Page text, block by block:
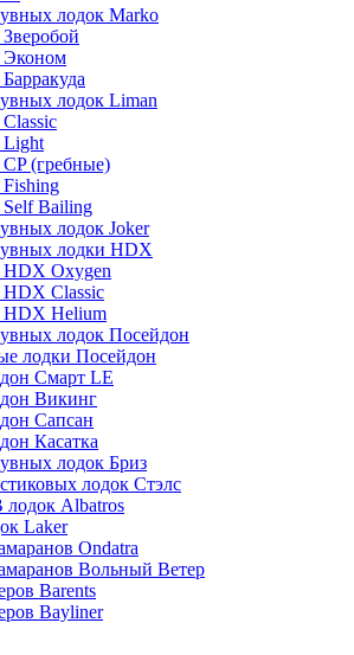
лодок Marko
Эконом
лодок Liman
Light
(гребные)
Bailing
лодок Joker
лодки HDX
HDX Oxygen
Classic
HDX Helium
лодок Посейдон
лодки Посейдон
Смарт LE
Викинг
Сапсан
Касатка
лодок Бриз
лодок Стэлс
лодок Albatros
Laker
Ondatra
Вольный Ветер
Barents
Bayliner